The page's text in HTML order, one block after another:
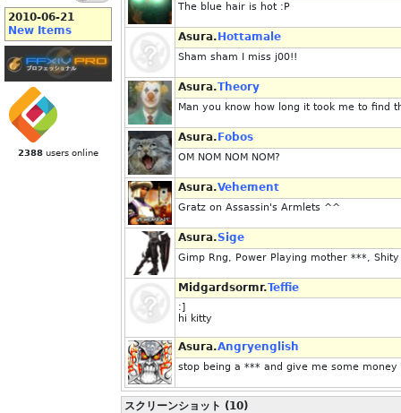
2010-06-21
New Items
2388 users online
The blue hair is hot :P
Asura. Hottamale
Sham sham I miss j00!!
Asura.Theory
Man you know how long it took me to find
Asura. Fobos
OM NOM NOM NOM?
Asura.Vehement
Gratz on Assassin's Armlets ^^
Asura.Sige
Gimp Rng, Power Playing mother ***, Shity
Midgardsormr.Teffie
:]
hi kitty
Asura.Angryenglish
stop being a *** and give me some money
スクリーンショット (10)